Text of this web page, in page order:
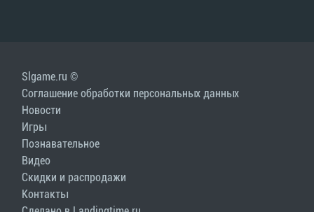
Slgame.ru ©
Соглашение обработки персональных данных
Новости
Игры
Познавательное
Видео
Скидки и распродажи
Контакты